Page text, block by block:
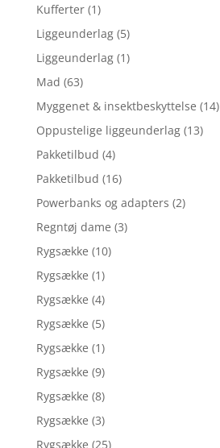
Kufferter (1)
Liggeunderlag (5)
Liggeunderlag (1)
Mad (63)
Myggenet & insektbeskyttelse (14)
Oppustelige liggeunderlag (13)
Pakketilbud (4)
Pakketilbud (16)
Powerbanks og adapters (2)
Regntøj dame (3)
Rygsække (10)
Rygsække (1)
Rygsække (4)
Rygsække (5)
Rygsække (1)
Rygsække (9)
Rygsække (8)
Rygsække (3)
Rygsække (25)